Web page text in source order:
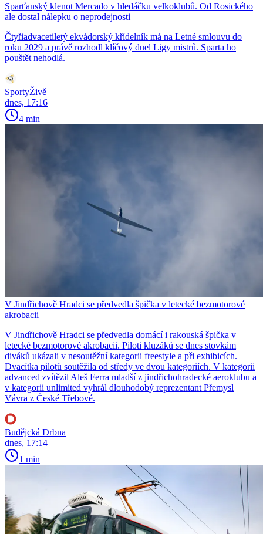
Sparťanský klenot Mercado v hledáčku velkoklubů. Od Rosického
ale dostal nálepku o neprodejnosti
Čtyřiadvacetiletý ekvádorský křídelník má na Letné smlouvu do
roku 2029 a právě rozhodl klíčový duel Ligy mistrů. Sparta ho
pouštět nehodlá.
SportyŽivě
dnes, 17:16
4 min
V Jindřichově Hradci se předvedla špička v letecké bezmotorové
akrobacii
V Jindřichově Hradci se předvedla domácí i rakouská špička v
letecké bezmotorové akrobacii. Piloti kluzáků se dnes stovkám
diváků ukázali v nesoutěžní kategorii freestyle a při exhibicích.
Dvacítka pilotů soutěžila od středy ve dvou kategoriích. V kategorii
advanced zvítězil Aleš Ferra mladší z jindřichohradecké aeroklubu a
v kategorii unlimited vyhrál dlouhodobý reprezentant Přemysl
Vávra z České Třebové.
Budějcká Drbna
dnes, 17:14
1 min